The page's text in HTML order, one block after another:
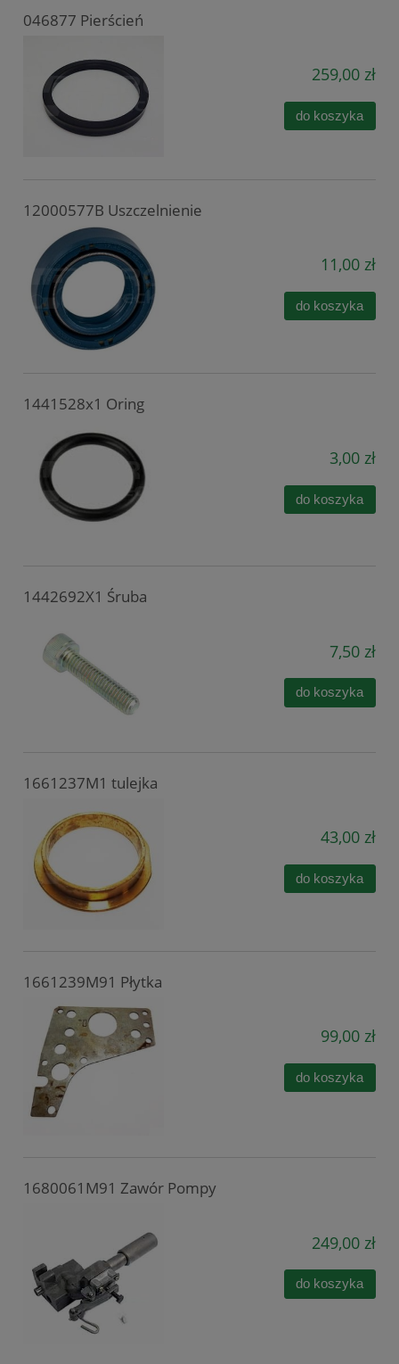
046877 Pierścień
259,00 zł
do koszyka
12000577B Uszczelnienie
11,00 zł
do koszyka
1441528x1 Oring
3,00 zł
do koszyka
1442692X1 Śruba
7,50 zł
do koszyka
1661237M1 tulejka
43,00 zł
do koszyka
1661239M91 Płytka
99,00 zł
do koszyka
1680061M91 Zawór Pompy
249,00 zł
do koszyka